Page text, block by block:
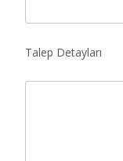
Talep Detayları